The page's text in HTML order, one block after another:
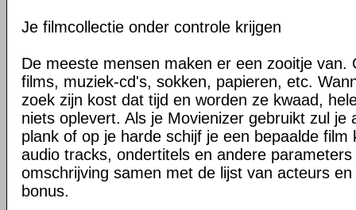
Je filmcollectie onder controle krijgen
De meeste mensen maken er een zooitje van.
films, muziek-cd's, sokken, papieren, etc.
zoek zijn kost dat tijd en worden ze kwaad,
niets oplevert. Als je Movienizer gebruikt zul je
plank of op je harde schijf je een bepaalde film
audio tracks, ondertitels en andere
omschrijving samen met de lijst van acteurs
bonus.